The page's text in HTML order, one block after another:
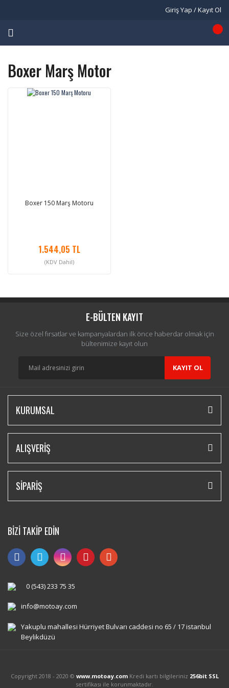
Giriş Yap / Kayıt Ol
Boxer Marş Motor
Boxer 150 Marş Motoru
1.544,05 TL
(KDV Dahil)
E-BÜLTEN KAYIT
Size özel fırsatlar ve kampanyalardan ilk önce haberdar olmak için
bültenimize kayıt olun
KAYIT OL
KURUMSAL
ALIŞVERİŞ
SİPARİŞ
BİZİ TAKİP EDİN
0 (543) 233 75 35
info@motoay.com
Yakuplu mahallesi Hürriyet Bulvarı caddesi no 65 / 17 istanbul
Beylikdüzü
Copyright 2018 - 2020 © www.motoay.comKredi kartı bilgileriniz 256bit SSL
sertifikası ile korunmaktadır.